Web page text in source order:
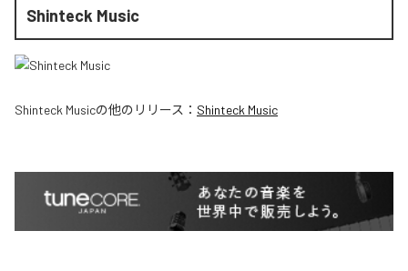
Shinteck Music
Shinteck Musicの他のリリース： Shinteck Music